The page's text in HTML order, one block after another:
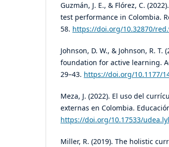
Guzmán, J. E., & Flórez, C.
test performance in Colombia.
58. https://doi.org/10.32870/
Johnson, D. W., & Johnson, R.
foundation for active learning.
29–43. https://doi.org/10.1177/
Meza, J. (2022). El uso del
externas en Colombia.
https://doi.org/10.17533/
Miller, R. (2019). The holistic